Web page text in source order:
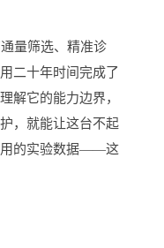
量筛选、精准诊
二十年时间完成了
解它的能力边界，
，就能让这台不起
用的实验数据——这